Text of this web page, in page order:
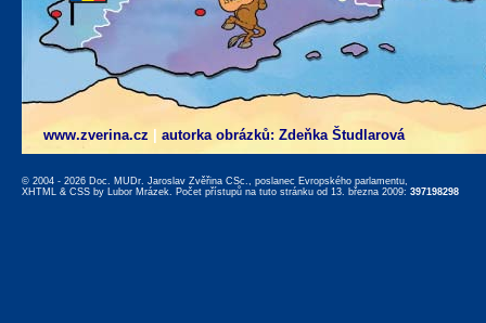
www.zverina.cz autorka obrázků: Zdeňka Študlarová
© 2004 - 2026 Doc. MUDr. Jaroslav Zvěřina CSc., poslanec Evropského parlamentu,
XHTML & CSS by Lubor Mrázek. Počet přístupů na tuto stránku od 13. března 2009: 397198298